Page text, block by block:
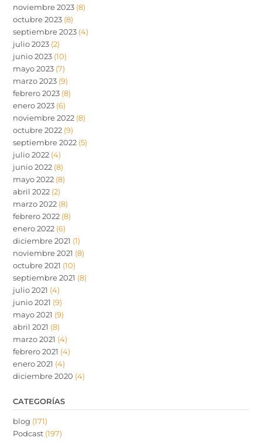
noviembre 2023 (8)
octubre 2023 (8)
septiembre 2023 (4)
julio 2023 (2)
junio 2023 (10)
mayo 2023 (7)
marzo 2023 (9)
febrero 2023 (8)
enero 2023 (6)
noviembre 2022 (8)
octubre 2022 (9)
septiembre 2022 (5)
julio 2022 (4)
junio 2022 (8)
mayo 2022 (8)
abril 2022 (2)
marzo 2022 (8)
febrero 2022 (8)
enero 2022 (6)
diciembre 2021 (1)
noviembre 2021 (8)
octubre 2021 (10)
septiembre 2021 (8)
julio 2021 (4)
junio 2021 (9)
mayo 2021 (9)
abril 2021 (8)
marzo 2021 (4)
febrero 2021 (4)
enero 2021 (4)
diciembre 2020 (4)
CATEGORÍAS
blog (171)
Podcast (197)